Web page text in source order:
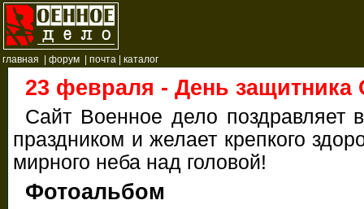
главная форум почта каталог
23 февраля - День защитника
Сайт Военное дело поздравляет
праздником и желает крепкого
мирного неба над головой!
Фотоальбом